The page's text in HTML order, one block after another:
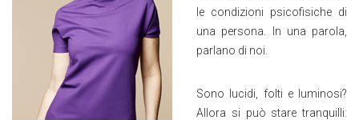
le condizioni psicofisiche di
una persona. In una parola,
parlano di noi.
Sono lucidi, folti e luminosi?
Allora si può stare tranquilli: